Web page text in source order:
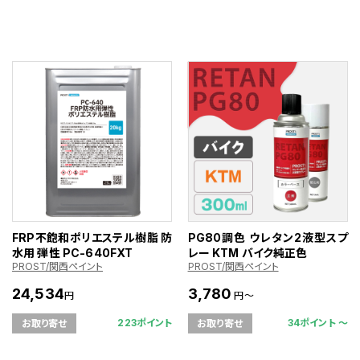
FRP不飽和ポリエステル樹脂 防
水用 弾性 PC-640FXT
PROST/関西ペイント
24,534円
お取り寄せ 223ポイント
PG80調色 ウレタン2液型スプ
レー KTM バイク純正色
PROST/関西ペイント
3,780 円～
お取り寄せ 34ポイント 〜